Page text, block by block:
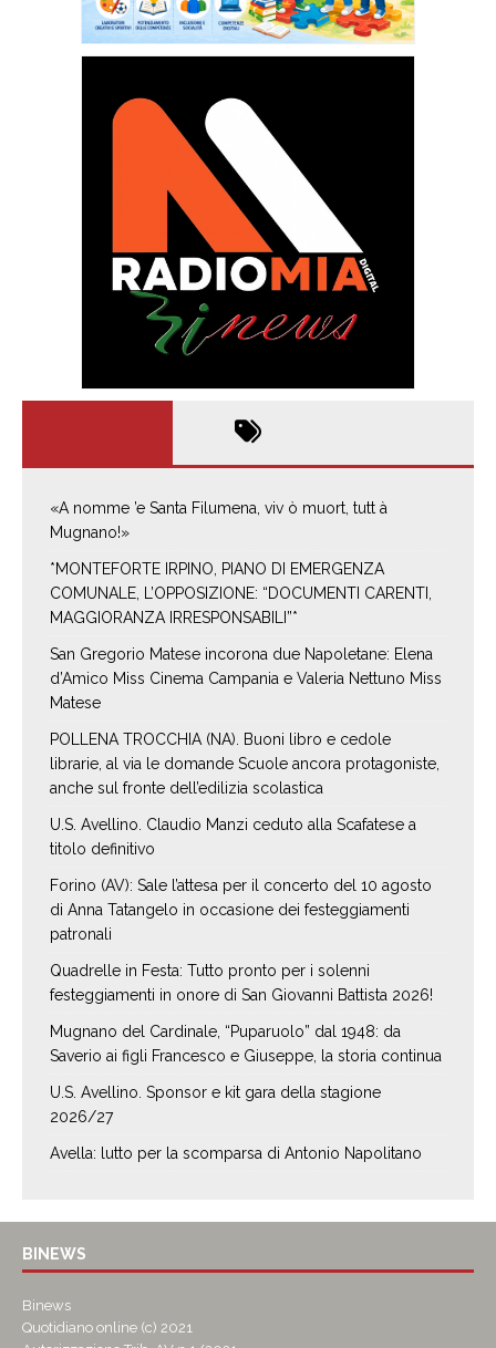
«A nomme ’e Santa Filumena, viv ò muort, tutt à
Mugnano!»
*MONTEFORTE IRPINO, PIANO DI EMERGENZA
COMUNALE, L’OPPOSIZIONE: “DOCUMENTI CARENTI,
MAGGIORANZA IRRESPONSABILI”*
San Gregorio Matese incorona due Napoletane: Elena
d’Amico Miss Cinema Campania e Valeria Nettuno Miss
Matese
POLLENA TROCCHIA (NA). Buoni libro e cedole
librarie, al via le domande Scuole ancora protagoniste,
anche sul fronte dell’edilizia scolastica
U.S. Avellino. Claudio Manzi ceduto alla Scafatese a
titolo definitivo
Forino (AV): Sale l’attesa per il concerto del 10 agosto
di Anna Tatangelo in occasione dei festeggiamenti
patronali
Quadrelle in Festa: Tutto pronto per i solenni
festeggiamenti in onore di San Giovanni Battista 2026!
Mugnano del Cardinale, “Puparuolo” dal 1948: da
Saverio ai figli Francesco e Giuseppe, la storia continua
U.S. Avellino. Sponsor e kit gara della stagione
2026/27
Avella: lutto per la scomparsa di Antonio Napolitano
BINEWS
Binews
Quotidiano online (c) 2021